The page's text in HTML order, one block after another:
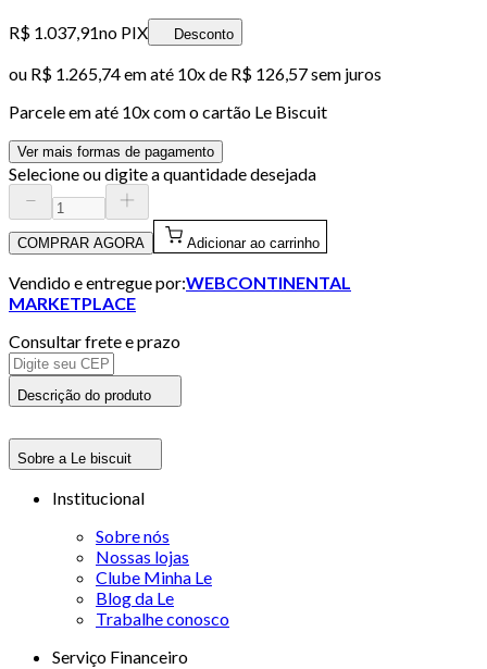
R$ 1.037,91no PIX Desconto
ou R$ 1.265,74em até 10x de R$ 126,57 sem juros
Parcele em até 10x com o cartão Le Biscuit
Ver mais formas de pagamento
Selecione ou digite a quantidade desejada
COMPRAR AGORA Adicionar ao carrinho
Vendido e entregue por:WEBCONTINENTAL
MARKETPLACE
Consultar frete e prazo
Descrição do produto
Sobre a Le biscuit
Institucional
Sobre nós
Nossas lojas
Clube Minha Le
Blog da Le
Trabalhe conosco
Serviço Financeiro